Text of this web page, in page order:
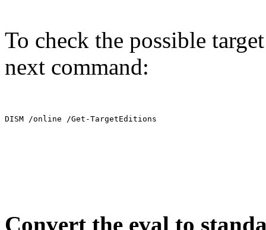
To check the possible
next command:
DISM /online /Get-TargetEditions
Convert the eval to